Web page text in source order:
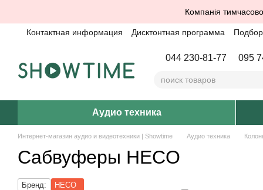
Компанія
Контактная информация Дисктонтная программа Подбор
044 230-81-77 095
Аудио техника
Интернет-магазин аудио и видеотехники | Showtime Аудио техника
Сабвуферы HECO
Бренд:
HECO